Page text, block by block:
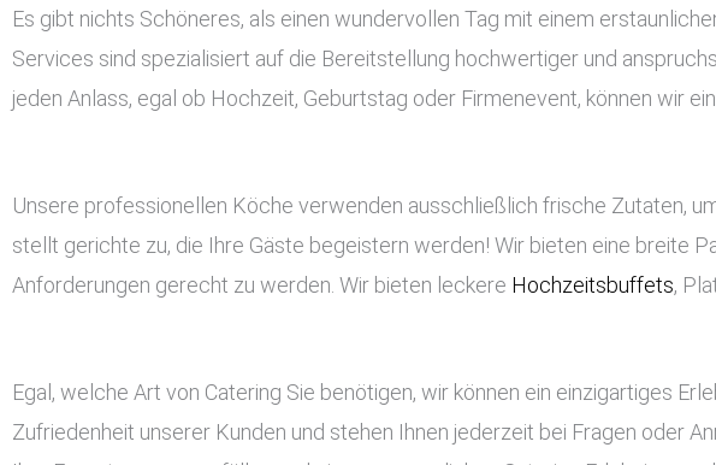
Es gibt nichts Schöneres, als einen wundervollen Tag mit einem
Services sind spezialisiert auf die Bereitstellung hochwertiger und
jeden Anlass, egal ob Hochzeit, Geburtstag oder Firmenevent, können wir
Unsere professionellen Köche verwenden ausschließlich frische Zutaten,
stellt gerichte zu, die Ihre Gäste begeistern werden! Wir bieten eine breite
Anforderungen gerecht zu werden. Wir bieten leckere Hochzeitsbuffets,
Egal, welche Art von Catering Sie benötigen, wir können ein einzigartiges
Zufriedenheit unserer Kunden und stehen Ihnen jederzeit bei Fragen oder